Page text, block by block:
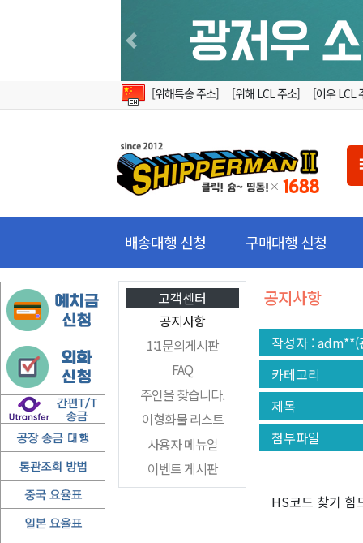
Previous
[위해특송 주소] [위해 LCL 주소] [이우 LCL
배송대행 신청 구매대행 신청
고객센터
공지사항
1:1문의게시판
FAQ
주인을 찾습니다.
이형화물 리스트
사용자 메뉴얼
이벤트 게시판
공지사항
작성자 : adm**(
카테고리
제목
첨부파일
HS코드 찾기 힘